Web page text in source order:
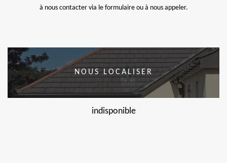
à nous contacter via le formulaire ou à nous appeler.
NOUS LOCALISER
indisponible